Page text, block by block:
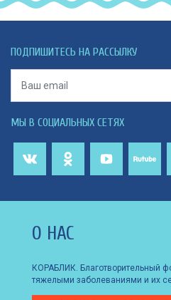
ПОДПИШИТЕСЬ НА РАССЫЛКУ
МЫ В СОЦИАЛЬНЫХ СЕТЯХ
О НАС
КОРАБЛИК. Благотворительный
тяжелыми заболеваниями и их